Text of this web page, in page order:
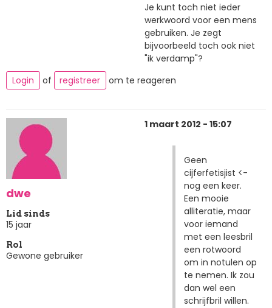
Je kunt toch niet ieder
werkwoord voor een mens
gebruiken. Je zegt
bijvoorbeeld toch ook niet
"ik verdamp"?
Login
of registreer om te reageren
dwe
Lid sinds
15 jaar
Rol
Gewone gebruiker
1 maart 2012 - 15:07
Geen
cijferfetisjist <-
nog een keer.
Een mooie
alliteratie, maar
voor iemand
met een leesbril
een rotwoord
om in notulen op
te nemen. Ik zou
dan wel een
schrijfbril willen.